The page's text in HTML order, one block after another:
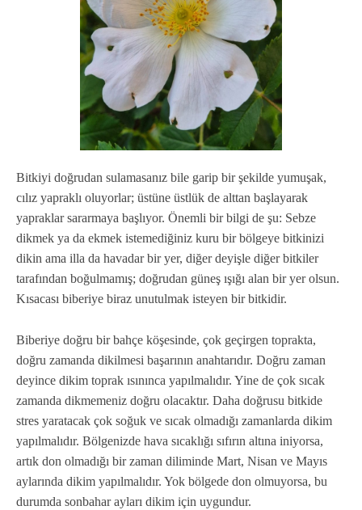
Bitkiyi doğrudan sulamasanız bile garip bir şekilde yumuşak,
cılız yapraklı oluyorlar; üstüne üstlük de alttan başlayarak
yapraklar sararmaya başlıyor. Önemli bir bilgi de şu: Sebze
dikmek ya da ekmek istemediğiniz kuru bir bölgeye bitkinizi
dikin ama illa da havadar bir yer, diğer deyişle diğer bitkiler
tarafından boğulmamış; doğrudan güneş ışığı alan bir yer olsun.
Kısacası biberiye biraz unutulmak isteyen bir bitkidir.
Biberiye doğru bir bahçe köşesinde, çok geçirgen toprakta,
doğru zamanda dikilmesi başarının anahtarıdır. Doğru zaman
deyince dikim toprak ısınınca yapılmalıdır. Yine de çok sıcak
zamanda dikmemeniz doğru olacaktır. Daha doğrusu bitkide
stres yaratacak çok soğuk ve sıcak olmadığı zamanlarda dikim
yapılmalıdır. Bölgenizde hava sıcaklığı sıfırın altına iniyorsa,
artık don olmadığı bir zaman diliminde Mart, Nisan ve Mayıs
aylarında dikim yapılmalıdır. Yok bölgede don olmuyorsa, bu
durumda sonbahar ayları dikim için uygundur.